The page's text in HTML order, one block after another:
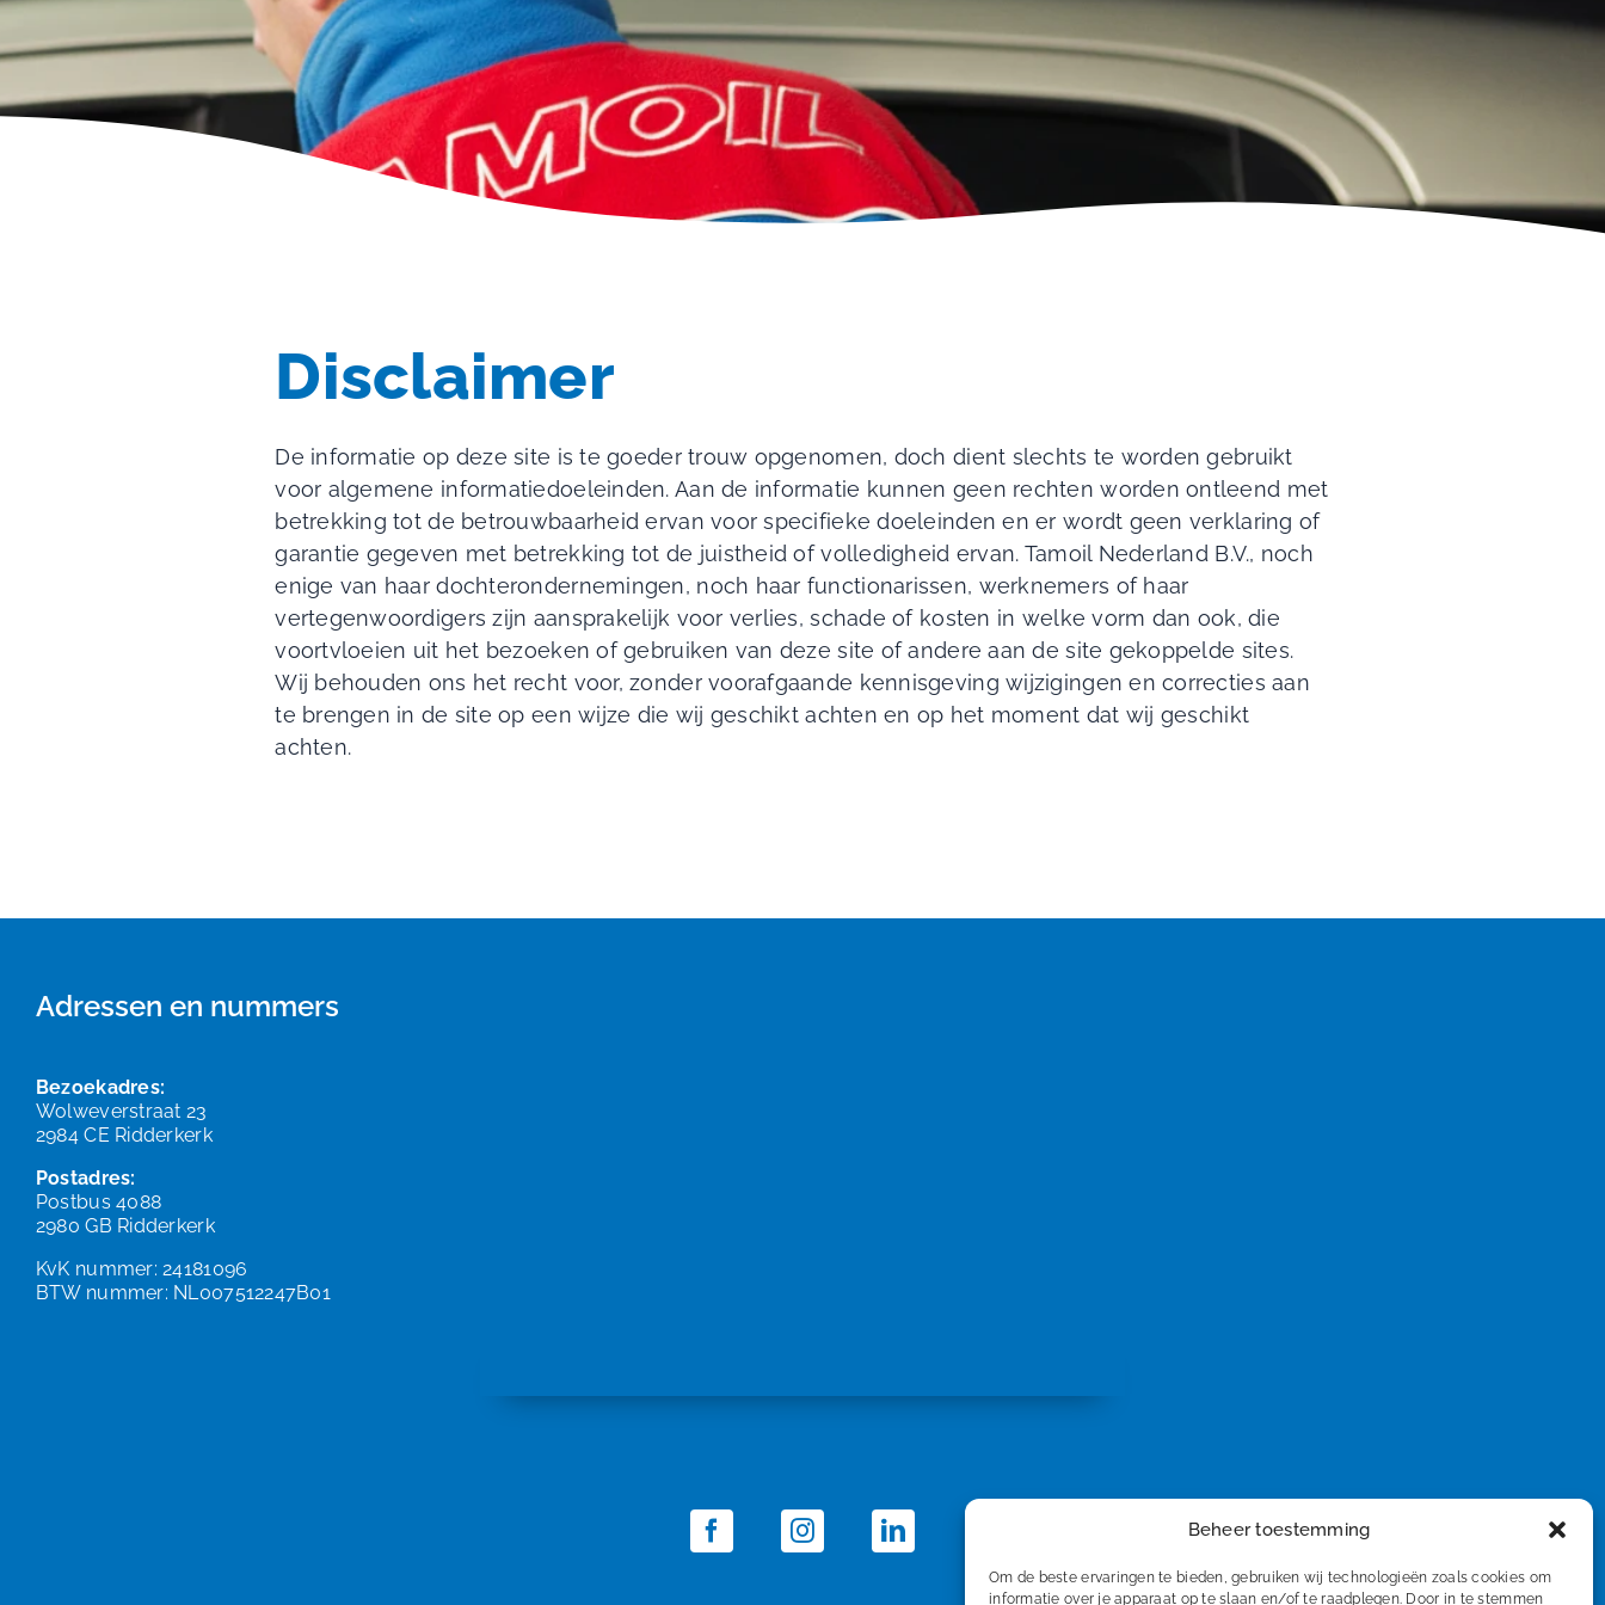
Beheer toestemming
Om de beste ervaringen te bieden, gebruiken wij technologieën zoals cookies om
informatie over je apparaat op te slaan en/of te raadplegen. Door in te stemmen
Disclaimer
De informatie op deze site is te goeder trouw opgenomen, doch dient slechts te worden gebruikt
voor algemene informatiedoeleinden. Aan de informatie kunnen geen rechten worden ontleend met
betrekking tot de betrouwbaarheid ervan voor specifieke doeleinden en er wordt geen verklaring of
garantie gegeven met betrekking tot de juistheid of volledigheid ervan. Tamoil Nederland B.V., noch
enige van haar dochterondernemingen, noch haar functionarissen, werknemers of haar
vertegenwoordigers zijn aansprakelijk voor verlies, schade of kosten in welke vorm dan ook, die
voortvloeien uit het bezoeken of gebruiken van deze site of andere aan de site gekoppelde sites.
Wij behouden ons het recht voor, zonder voorafgaande kennisgeving wijzigingen en correcties aan
te brengen in de site op een wijze die wij geschikt achten en op het moment dat wij geschikt
achten.
Adressen en nummers
Bezoekadres:
Wolweverstraat 23
2984 CE Ridderkerk
Postadres:
Postbus 4088
2980 GB Ridderkerk
KvK nummer: 24181096
BTW nummer: NL007512247B01